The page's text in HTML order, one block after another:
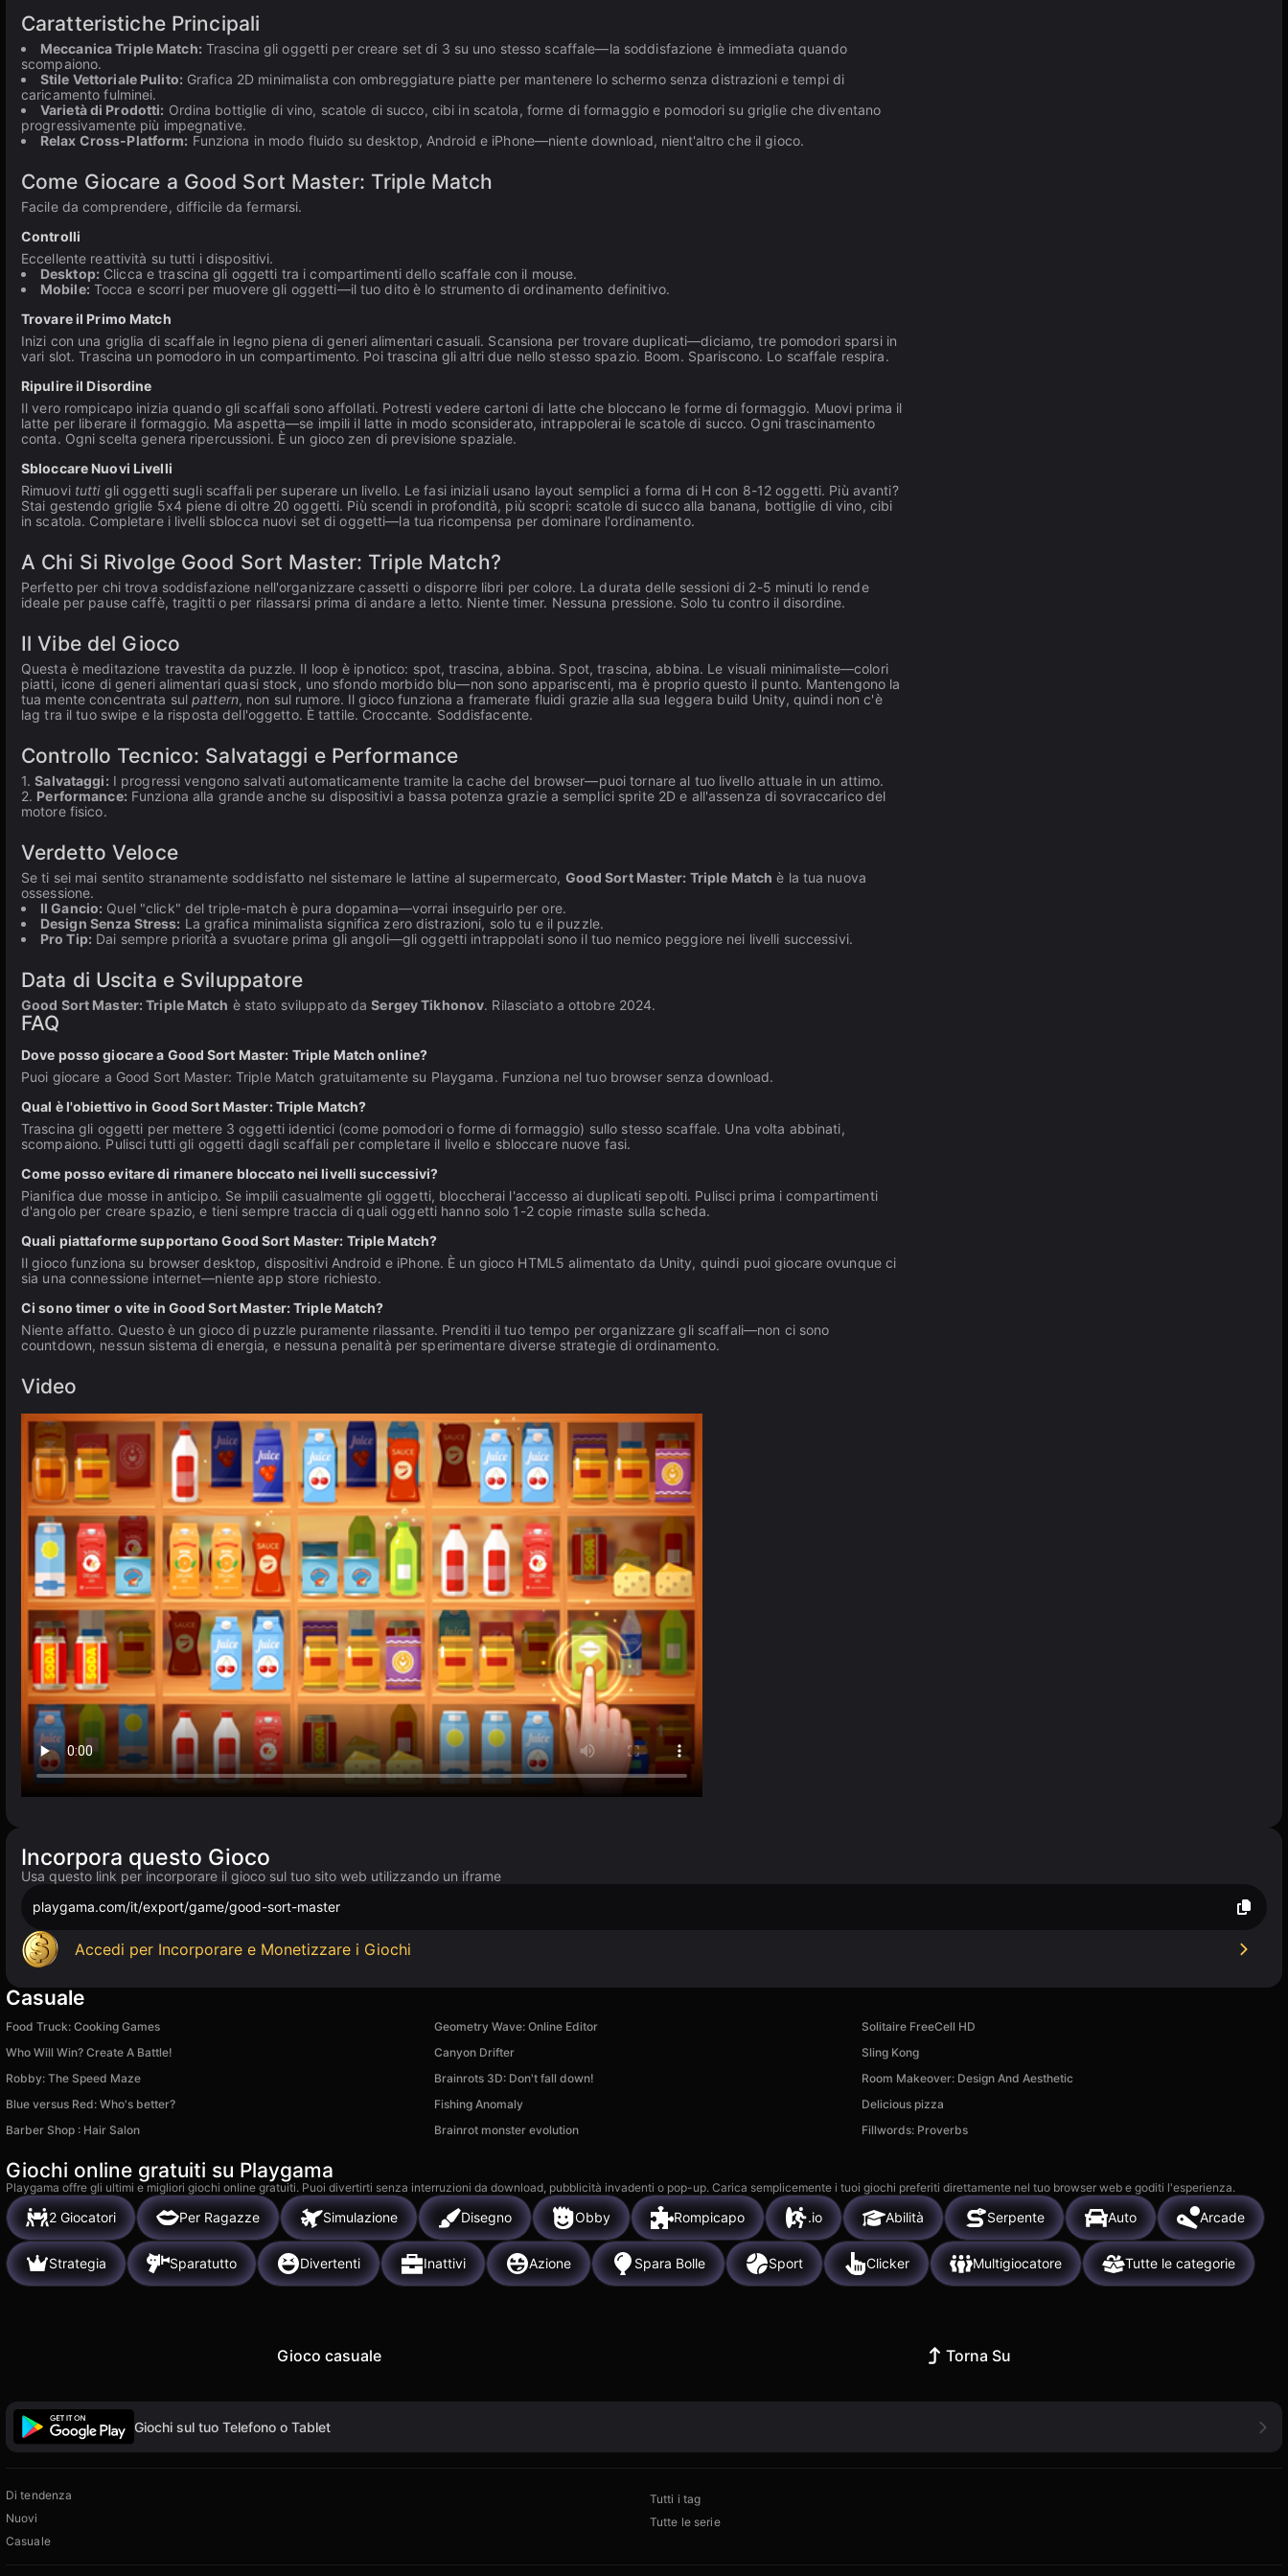
Caratteristiche Principali
Meccanica Triple Match: Trascina gli oggetti per creare set di 3 su uno stesso scaffale—la soddisfazione è immediata quando
scompaiono.
Stile Vettoriale Pulito: Grafica 2D minimalista con ombreggiature piatte per mantenere lo schermo senza distrazioni e tempi di
caricamento fulminei.
Varietà di Prodotti: Ordina bottiglie di vino, scatole di succo, cibi in scatola, forme di formaggio e pomodori su griglie che diventano
progressivamente più impegnative.
Relax Cross-Platform: Funziona in modo fluido su desktop, Android e iPhone—niente download, nient'altro che il gioco.
Come Giocare a Good Sort Master: Triple Match
Facile da comprendere, difficile da fermarsi.
Controlli
Eccellente reattività su tutti i dispositivi.
Desktop: Clicca e trascina gli oggetti tra i compartimenti dello scaffale con il mouse.
Mobile: Tocca e scorri per muovere gli oggetti—il tuo dito è lo strumento di ordinamento definitivo.
Trovare il Primo Match
Inizi con una griglia di scaffale in legno piena di generi alimentari casuali. Scansiona per trovare duplicati—diciamo, tre pomodori sparsi in
vari slot. Trascina un pomodoro in un compartimento. Poi trascina gli altri due nello stesso spazio. Boom. Spariscono. Lo scaffale respira.
Ripulire il Disordine
Il vero rompicapo inizia quando gli scaffali sono affollati. Potresti vedere cartoni di latte che bloccano le forme di formaggio. Muovi prima il
latte per liberare il formaggio. Ma aspetta—se impili il latte in modo sconsiderato, intrappolerai le scatole di succo. Ogni trascinamento
conta. Ogni scelta genera ripercussioni. È un gioco zen di previsione spaziale.
Sbloccare Nuovi Livelli
Rimuovi tuttigli oggetti sugli scaffali per superare un livello. Le fasi iniziali usano layout semplici a forma di H con 8-12 oggetti. Più avanti?
Stai gestendo griglie 5x4 piene di oltre 20 oggetti. Più scendi in profondità, più scopri: scatole di succo alla banana, bottiglie di vino, cibi
in scatola. Completare i livelli sblocca nuovi set di oggetti—la tua ricompensa per dominare l'ordinamento.
A Chi Si Rivolge Good Sort Master: Triple Match?
Perfetto per chi trova soddisfazione nell'organizzare cassetti o disporre libri per colore. La durata delle sessioni di 2-5 minuti lo rende
ideale per pause caffè, tragitti o per rilassarsi prima di andare a letto. Niente timer. Nessuna pressione. Solo tu contro il disordine.
Il Vibe del Gioco
Questa è meditazione travestita da puzzle. Il loop è ipnotico: spot, trascina, abbina. Spot, trascina, abbina. Le visuali minimaliste—colori
piatti, icone di generi alimentari quasi stock, uno sfondo morbido blu—non sono appariscenti, ma è proprio questo il punto. Mantengono la
tua mente concentrata sulpattern, non sul rumore. Il gioco funziona a framerate fluidi grazie alla sua leggera build Unity, quindi non c'è
lag tra il tuo swipe e la risposta dell'oggetto. È tattile. Croccante. Soddisfacente.
Controllo Tecnico: Salvataggi e Performance
1.Salvataggi: I progressi vengono salvati automaticamente tramite la cache del browser—puoi tornare al tuo livello attuale in un attimo.
2. Performance: Funziona alla grande anche su dispositivi a bassa potenza grazie a semplici sprite 2D e all'assenza di sovraccarico del
motore fisico.
Verdetto Veloce
Se ti sei mai sentito stranamente soddisfatto nel sistemare le lattine al supermercato, Good Sort Master: Triple Match è la tua nuova
ossessione.
Il Gancio: Quel "click" del triple-match è pura dopamina—vorrai inseguirlo per ore.
Design Senza Stress: La grafica minimalista significa zero distrazioni, solo tu e il puzzle.
Pro Tip: Dai sempre priorità a svuotare prima gli angoli—gli oggetti intrappolati sono il tuo nemico peggiore nei livelli successivi.
Data di Uscita e Sviluppatore
Good Sort Master: Triple Match è stato sviluppato daSergey Tikhonov. Rilasciato a ottobre 2024.
FAQ
Dove posso giocare a Good Sort Master: Triple Match online?
Puoi giocare a Good Sort Master: Triple Match gratuitamente su Playgama. Funziona nel tuo browser senza download.
Qual è l'obiettivo in Good Sort Master: Triple Match?
Trascina gli oggetti per mettere 3 oggetti identici (come pomodori o forme di formaggio) sullo stesso scaffale. Una volta abbinati,
scompaiono. Pulisci tutti gli oggetti dagli scaffali per completare il livello e sbloccare nuove fasi.
Come posso evitare di rimanere bloccato nei livelli successivi?
Pianifica due mosse in anticipo. Se impili casualmente gli oggetti, bloccherai l'accesso ai duplicati sepolti. Pulisci prima i compartimenti
d'angolo per creare spazio, e tieni sempre traccia di quali oggetti hanno solo 1-2 copie rimaste sulla scheda.
Quali piattaforme supportano Good Sort Master: Triple Match?
Il gioco funziona su browser desktop, dispositivi Android e iPhone. È un gioco HTML5 alimentato da Unity, quindi puoi giocare ovunque ci
sia una connessione internet—niente app store richiesto.
Ci sono timer o vite in Good Sort Master: Triple Match?
Niente affatto. Questo è un gioco di puzzle puramente rilassante. Prenditi il tuo tempo per organizzare gli scaffali—non ci sono
countdown, nessun sistema di energia, e nessuna penalità per sperimentare diverse strategie di ordinamento.
Video
Incorpora questo Gioco
Usa questo link per incorporare il gioco sul tuo sito web utilizzando un iframe
playgama.com/it/export/game/good-sort-master
Accedi per Incorporare e Monetizzare i Giochi
Casuale
Food Truck: Cooking Games Geometry Wave: Online Editor
Solitaire FreeCell HD
Who Will Win? Create A Battle!
Canyon Drifter
Sling Kong
Robby: The Speed Maze
Brainrots 3D: Don't fall down!
Room Makeover: Design And Aesthetic
Blue versus Red: Who's better?
Fishing Anomaly
Delicious pizza
Barber Shop : Hair Salon
Brainrot monster evolution Fillwords: Proverbs
Giochi online gratuiti su Playgama
Playgama offre gli ultimi e migliori giochi online gratuiti. Puoi divertirti senza interruzioni da download, pubblicità invadenti o pop-up. Carica semplicemente i tuoi giochi preferiti direttamente nel tuo browser web e goditi l'esperienza.
2 Giocatori Per Ragazze Simulazione Disegno Obby Rompicapo .io Abilità Serpente Auto Arcade
Strategia Sparatutto Divertenti Inattivi Azione Spara Bolle Sport Clicker Multigiocatore Tutte le categorie
Gioco casuale Torna Su
Giochi sul tuo Telefono o Tablet
Di tendenza
Nuovi
Casuale
Tutti i tag
Tutte le serie